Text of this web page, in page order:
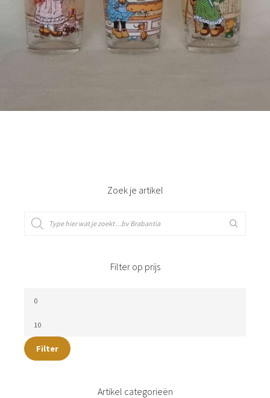
Zoek je artikel
Filter op prijs
Filter
Artikel categorieën